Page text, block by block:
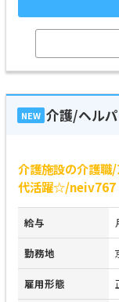
NEW 介護/ヘル
介護施設の介護職
代活躍☆/neiv767
給与
勤務地
雇用形態